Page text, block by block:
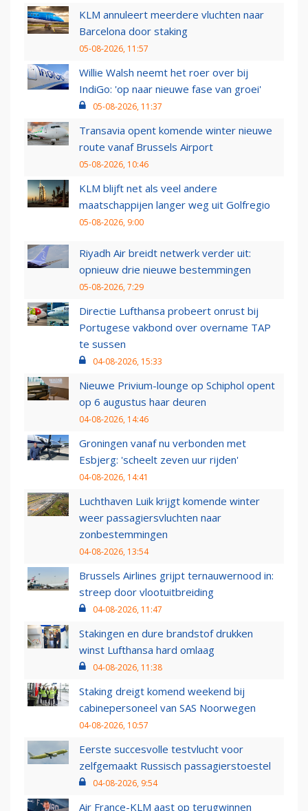
KLM annuleert meerdere vluchten naar
Barcelona door staking
05-08-2026, 11:57
Willie Walsh neemt het roer over bij
IndiGo: 'op naar nieuwe fase van groei'
05-08-2026, 11:37
Transavia opent komende winter nieuwe
route vanaf Brussels Airport
05-08-2026, 10:46
KLM blijft net als veel andere
maatschappijen langer weg uit Golfregio
05-08-2026, 9:00
Riyadh Air breidt netwerk verder uit:
opnieuw drie nieuwe bestemmingen
05-08-2026, 7:29
Directie Lufthansa probeert onrust bij
Portugese vakbond over overname TAP
te sussen
04-08-2026, 15:33
Nieuwe Privium-lounge op Schiphol opent
op 6 augustus haar deuren
04-08-2026, 14:46
Groningen vanaf nu verbonden met
Esbjerg: 'scheelt zeven uur rijden'
04-08-2026, 14:41
Luchthaven Luik krijgt komende winter
weer passagiersvluchten naar
zonbestemmingen
04-08-2026, 13:54
Brussels Airlines grijpt ternauwernood in:
streep door vlootuitbreiding
04-08-2026, 11:47
Stakingen en dure brandstof drukken
winst Lufthansa hard omlaag
04-08-2026, 11:38
Staking dreigt komend weekend bij
cabinepersoneel van SAS Noorwegen
04-08-2026, 10:57
Eerste succesvolle testvlucht voor
zelfgemaakt Russisch passagierstoestel
04-08-2026, 9:54
Air France-KLM aast op terugwinnen